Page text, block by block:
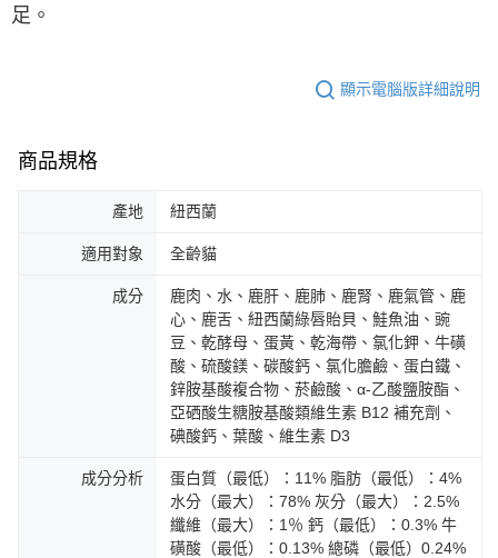
足。
顯示電腦版詳細說明
商品規格
產地 紐西蘭
適用對象 全齡貓
成分
鹿肉、水、鹿肝、鹿肺、鹿腎、鹿氣管、鹿
心、鹿舌、紐西蘭綠唇貽貝、鮭魚油、豌
豆、乾酵母、蛋黃、乾海帶、氯化鉀、牛磺
酸、硫酸鎂、碳酸鈣、氯化膽鹼、蛋白鐵、
鋅胺基酸複合物、菸鹼酸、α-乙酸鹽胺酯、
亞硒酸生糖胺基酸類維生素 B12 補充劑、
碘酸鈣、葉酸、維生素 D3
成分分析
蛋白質（最低）：11% 脂肪（最低）：4%
水分（最大）：78% 灰分（最大）：2.5%
纖維（最大）：1％ 鈣（最低）：0.3% 牛
磺酸（最低）：0.13% 總磷（最低）0.24%